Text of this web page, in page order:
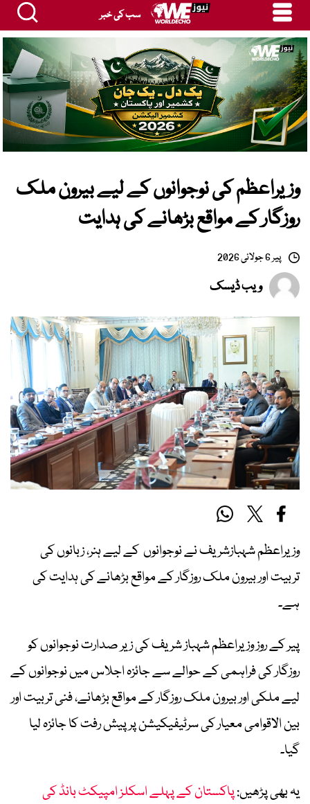
سب کی خبر
وزیراعظم کی نوجوانوں کے لیے بیرون ملک
روزگار کے مواقع بڑھانے کی ہدایت
پیر 6 جولائی 2026
ویب ڈیسک
وزیراعظم شہبازشریف نے نوجوانوں کے لیے ہنر، زبانوں کی
تربیت اور بیرون ملک روزگار کے مواقع بڑھانے کی ہدایت کی
ہے۔
پیر کے روز وزیراعظم شہباز شریف کی زیر صدارت نوجوانوں کو
روزگار کی فراہمی کے حوالے سے جائزہ اجلاس میں نوجوانوں کے
لیے ملکی اور بیرون ملک روزگار کے مواقع بڑھانے، فنی تربیت اور
بین الاقوامی معیار کی سرٹیفیکیشن پر پیش رفت کا جائزہ لیا
گیا۔
یہ بھی پڑھیں:پاکستان کے پہلے اسکلز امپیکٹ بانڈ کی